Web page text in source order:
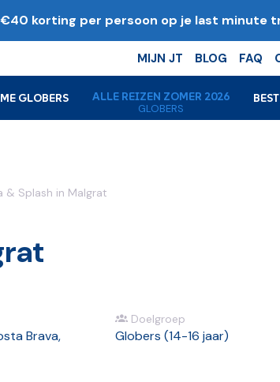
korting per persoon op je last minute
MIJN JT BLOG FAQ
GLOBERS ALLE REIZEN ZOMER 2026
GLOBERS
& Splash in Malgrat
Brava,
Doelgroep
Globers (14-16 jaar)